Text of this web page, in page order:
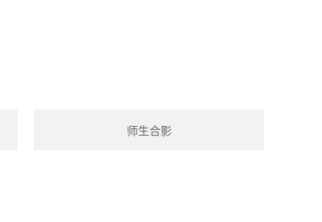
师生合影